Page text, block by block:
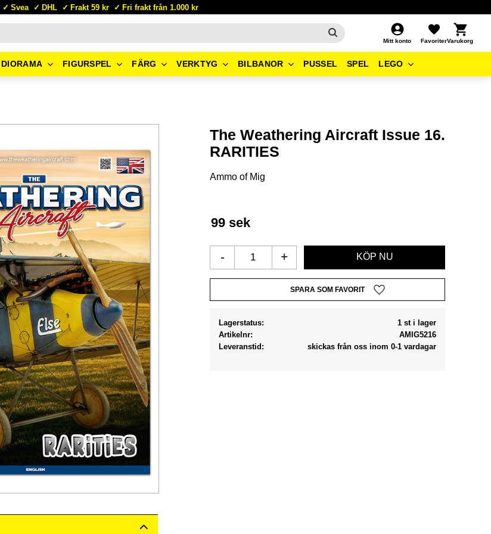
Svea DHL Frakt 59 kr Fri frakt från 1.000 kr
Mitt konto
Favoriter
Kundvagn
DIORAMA FIGURSPEL FÄRG VERKTYG BILBANOR PUSSEL SPEL LEGO
The Weathering Aircraft Issue 16.
RARITIES
Ammo of Mig
99 sek
+
-
Lägg till i favoriter
Lagerstatus
1 st i lager
Artikelnr
AMIG5216
Leveranstid
skickas från oss inom 0-1 vardagar